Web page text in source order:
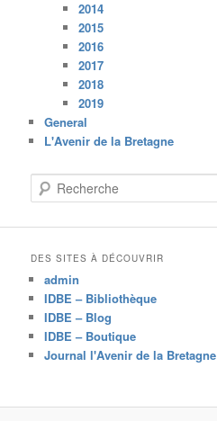
2014
2015
2016
2017
2018
2019
General
L'Avenir de la Bretagne
e
c
h
e
DES SITES À DÉCOUVRIR
admin
IDBE – Bibliothèque
IDBE – Blog
IDBE – Boutique
Journal l'Avenir de la Bretagne